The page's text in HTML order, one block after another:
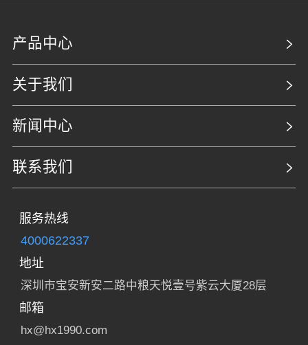
产品中心
关于我们
新闻中心
联系我们
服务热线
4000622337
地址
深圳市宝安新安二路中粮天悦壹号紫云大厦28层
邮箱
hx@hx1990.com